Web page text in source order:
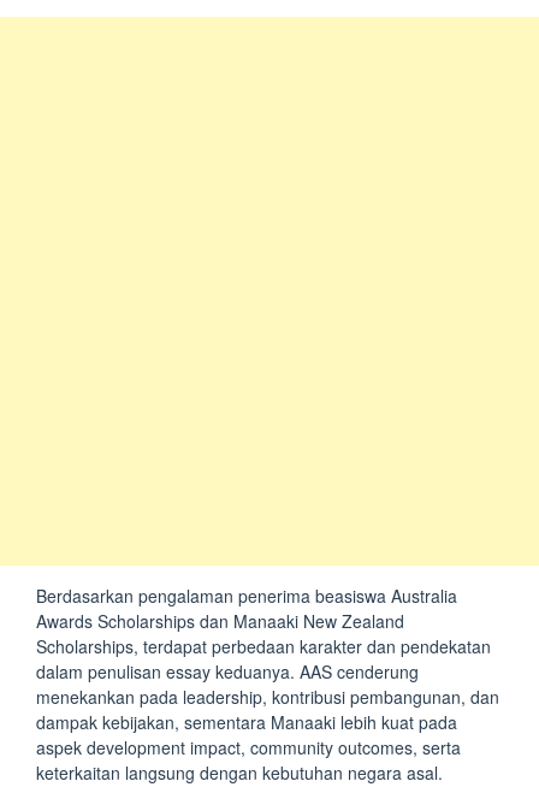
Berdasarkan pengalaman penerima beasiswa Australia
Awards Scholarships dan Manaaki New Zealand
Scholarships, terdapat perbedaan karakter dan pendekatan
dalam penulisan essay keduanya. AAS cenderung
menekankan pada leadership, kontribusi pembangunan, dan
dampak kebijakan, sementara Manaaki lebih kuat pada
aspek development impact, community outcomes, serta
keterkaitan langsung dengan kebutuhan negara asal.